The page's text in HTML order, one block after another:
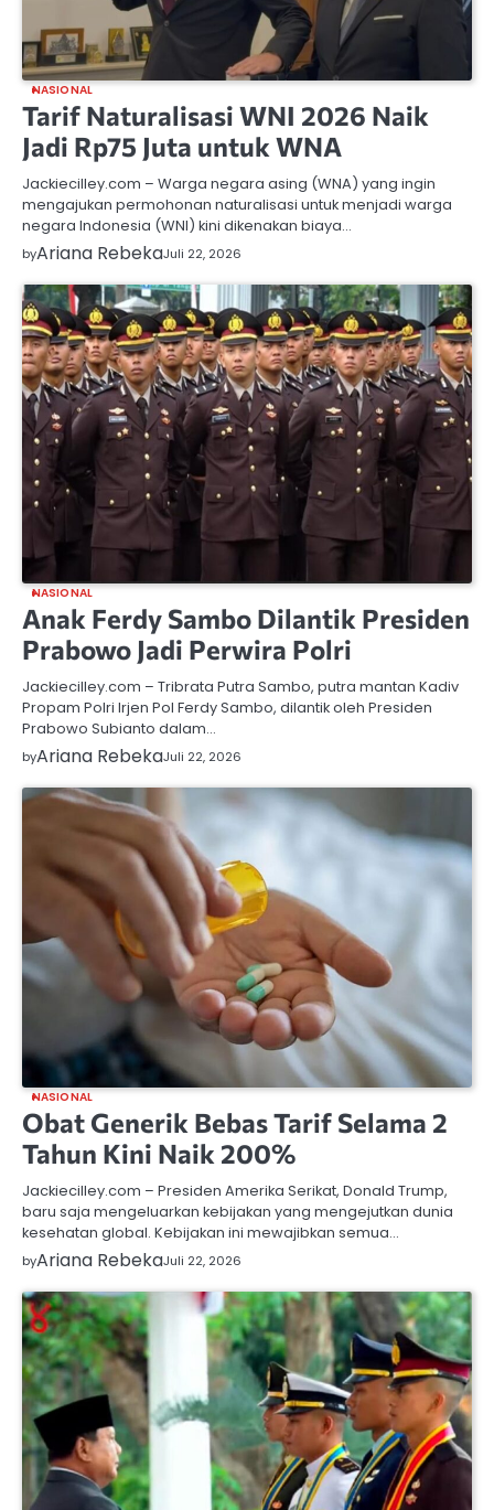
NASIONAL
Tarif Naturalisasi WNI 2026 Naik
Jadi Rp75 Juta untuk WNA
Jackiecilley.com – Warga negara asing (WNA) yang ingin
mengajukan permohonan naturalisasi untuk menjadi warga
negara Indonesia (WNI) kini dikenakan biaya…
byAriana RebekaJuli 22, 2026
NASIONAL
Anak Ferdy Sambo Dilantik Presiden
Prabowo Jadi Perwira Polri
Jackiecilley.com – Tribrata Putra Sambo, putra mantan Kadiv
Propam Polri Irjen Pol Ferdy Sambo, dilantik oleh Presiden
Prabowo Subianto dalam…
byAriana RebekaJuli 22, 2026
NASIONAL
Obat Generik Bebas Tarif Selama 2
Tahun Kini Naik 200%
Jackiecilley.com – Presiden Amerika Serikat, Donald Trump,
baru saja mengeluarkan kebijakan yang mengejutkan dunia
kesehatan global. Kebijakan ini mewajibkan semua…
byAriana RebekaJuli 22, 2026